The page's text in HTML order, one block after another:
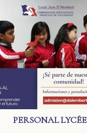
PERSONAL LYCÉE